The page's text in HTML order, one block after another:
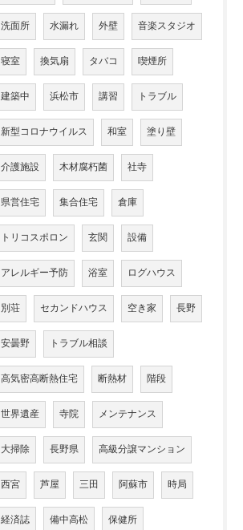
洗面所 水漏れ 外壁 音楽スタジオ
寝室 換気扇 タバコ 喫煙所
建築中 浜松市 講習 トラブル
新型コロナウイルス 和室 塗り壁
介護施設 木材腐朽菌 社寺
県営住宅 集合住宅 倉庫
トリコスポロン 玄関 設備
アレルギー予防 浴室 ログハウス
別荘 セカンドハウス 空き家 長野
安曇野 トラブル相談
高気密高断熱住宅 断熱材 階段
世界遺産 寺院 メンテナンス
大掃除 長野県 高級分譲マンション
西宮 芦屋 三田 阿蘇市 時局
経済誌 備中高松 保健所